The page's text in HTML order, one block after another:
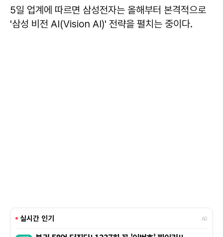
5일 업계에 따르면 삼성전자는 올해부터 본격적으로
'삼성 비전 AI(Vision AI)' 전략을 펼치는 중이다.